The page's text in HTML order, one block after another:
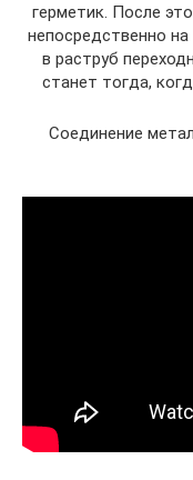
герметик. После
непосредственно
в раструб
станет тогда,
Соединение